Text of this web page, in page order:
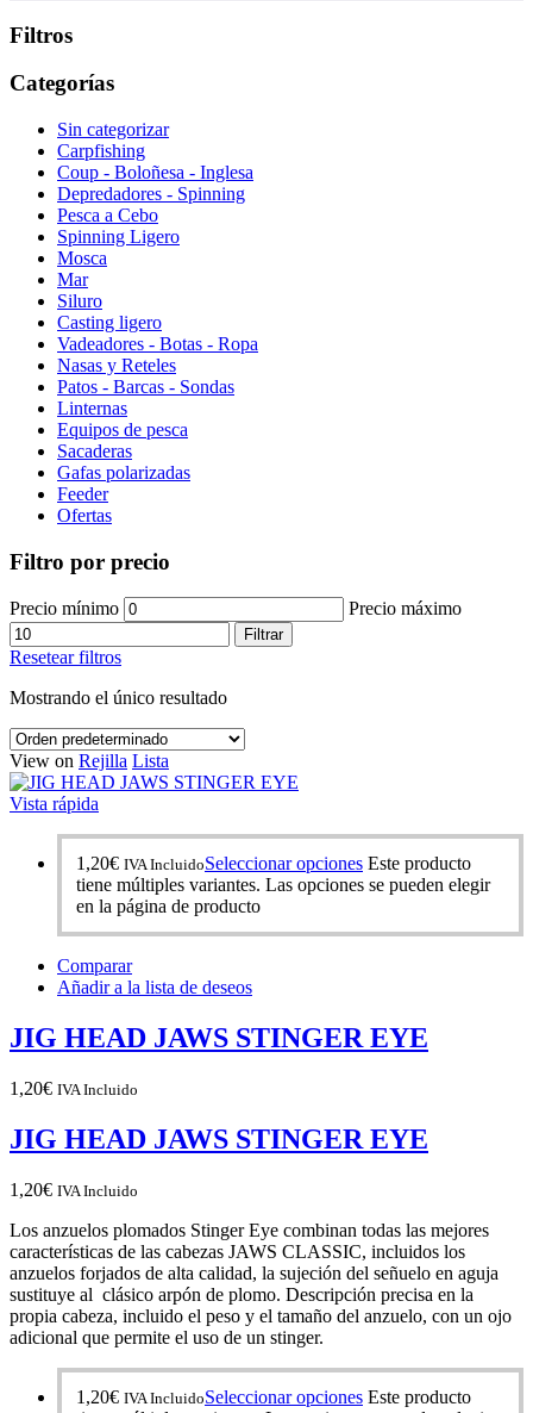
Filtros
Categorías
Sin categorizar
Carpfishing
Coup - Boloñesa - Inglesa
Depredadores - Spinning
Pesca a Cebo
Spinning Ligero
Mosca
Mar
Siluro
Casting ligero
Vadeadores - Botas - Ropa
Nasas y Reteles
Patos - Barcas - Sondas
Linternas
Equipos de pesca
Sacaderas
Gafas polarizadas
Feeder
Ofertas
Filtro por precio
Precio mínimo Precio máximo
Filtrar
Resetear filtros
Mostrando el único resultado
View on Rejilla Lista
Vista rápida
1,20€ IVA IncluidoSeleccionar opciones Este producto
tiene múltiples variantes. Las opciones se pueden elegir
en la página de producto
Comparar
Añadir a la lista de deseos
JIG HEAD JAWS STINGER EYE
1,20€ IVA Incluido
JIG HEAD JAWS STINGER EYE
1,20€ IVA Incluido
Los anzuelos plomados Stinger Eye combinan todas las mejores
características de las cabezas JAWS CLASSIC, incluidos los
anzuelos forjados de alta calidad, la sujeción del señuelo en aguja
sustituye al clásico arpón de plomo. Descripción precisa en la
propia cabeza, incluido el peso y el tamaño del anzuelo, con un ojo
adicional que permite el uso de un stinger.
1,20€ IVA IncluidoSeleccionar opciones Este producto